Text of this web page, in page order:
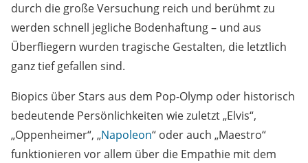
durch die große Versuchung reich und berühmt zu
werden schnell jegliche Bodenhaftung – und aus
Überfliegern wurden tragische Gestalten, die letztlich
ganz tief gefallen sind.
Biopics über Stars aus dem Pop-Olymp oder historisch
bedeutende Persönlichkeiten wie zuletzt „Elvis“,
„Oppenheimer“, „Napoleon“ oder auch „Maestro“
funktionieren vor allem über die Empathie mit dem